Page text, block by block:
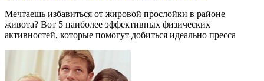
Мечтаешь избавиться от жировой прослойки в районе
живота? Вот 5 наиболее эффективных физических
активностей, которые помогут добиться идеально пресса